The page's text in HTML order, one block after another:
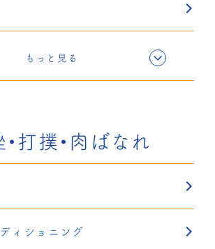
もっと見る
打撲・肉ばなれ
ィショニング